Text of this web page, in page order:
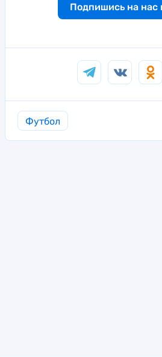
Подпишись на нас
Футбол